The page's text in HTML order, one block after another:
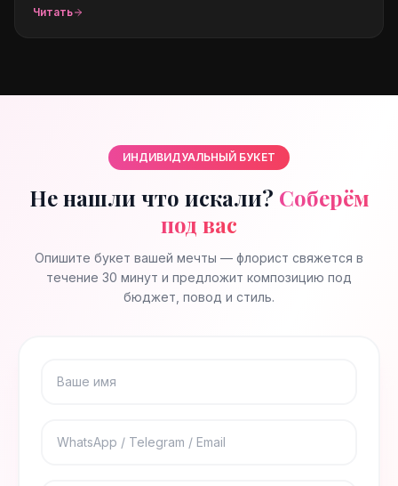
цены в долларах и заказ из-за границы для родных.
Читать
ИНДИВИДУАЛЬНЫЙ БУКЕТ
Не нашли что искали? Соберём
под вас
Опишите букет вашей мечты — флорист свяжется в
течение 30 минут и предложит композицию под
бюджет, повод и стиль.